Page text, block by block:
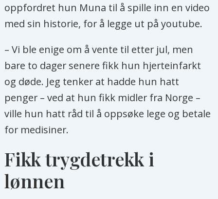
oppfordret hun Muna til å spille inn en video
med sin historie, for å legge ut på youtube.
– Vi ble enige om å vente til etter jul, men
bare to dager senere fikk hun hjerteinfarkt
og døde. Jeg tenker at hadde hun hatt
penger – ved at hun fikk midler fra Norge –
ville hun hatt råd til å oppsøke lege og betale
for medisiner.
Fikk trygdetrekk i
lønnen